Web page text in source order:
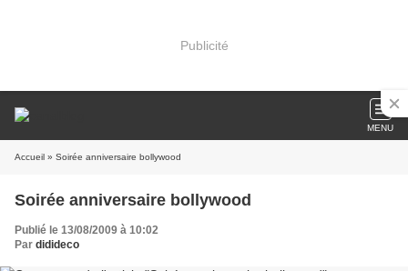
Publicité
MENU
Accueil » Soirée anniversaire bollywood
Soirée anniversaire bollywood
Publié le 13/08/2009 à 10:02
Par didideco